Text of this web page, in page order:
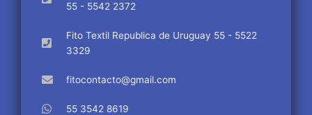
55 - 5542 2372
Fito Textil Republica de Uruguay 55 - 5522
3329
fitocontacto@gmail.com
55 3542 8619